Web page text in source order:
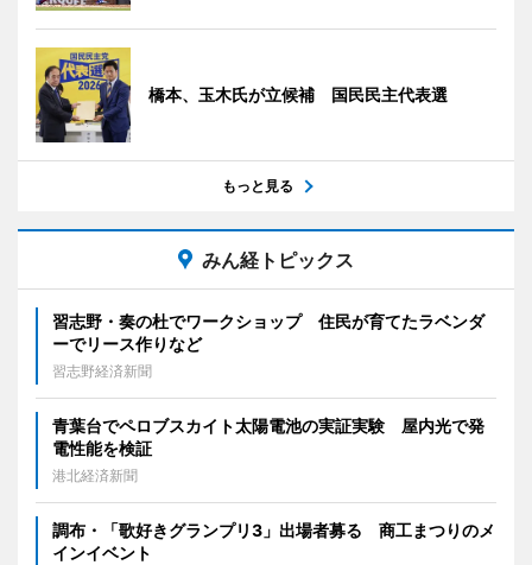
橋本、玉木氏が立候補 国民民主代表選
もっと見る
みん経トピックス
習志野・奏の杜でワークショップ 住民が育てたラベンダ
ーでリース作りなど
習志野経済新聞
青葉台でペロブスカイト太陽電池の実証実験 屋内光で発
電性能を検証
港北経済新聞
調布・「歌好きグランプリ3」出場者募る 商工まつりのメ
インイベント